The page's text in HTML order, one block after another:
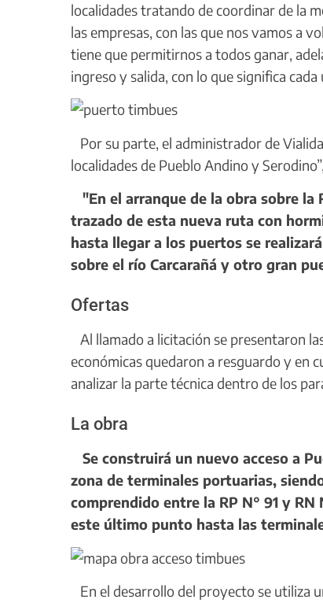
localidades tratando de coordinar de la
las empresas, con las que nos vamos a
tiene que permitirnos a todos ganar,
ingreso y salida, con lo que significa
Por su parte, el administrador de
localidades de Pueblo Andino y
"En el arranque de la obra sobre la
trazado de esta nueva ruta con
hasta llegar a los puertos se
sobre el río Carcarañá y otro gran
Ofertas
Al llamado a licitación se presentaron
económicas quedaron a resguardo y en
analizar la parte técnica dentro de los
La obra
Se construirá un nuevo acceso a
zona de terminales portuarias,
comprendido entre la RP N° 91 y
este último punto hasta las
En el desarrollo del proyecto se utiliza